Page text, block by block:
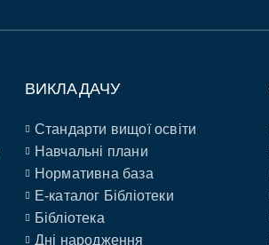
ВИКЛАДАЧУ
Стандарти вищої освіти
Навчальні плани
Нормативна база
E-каталог Бібліотеки
Бібліотека
Дні народження